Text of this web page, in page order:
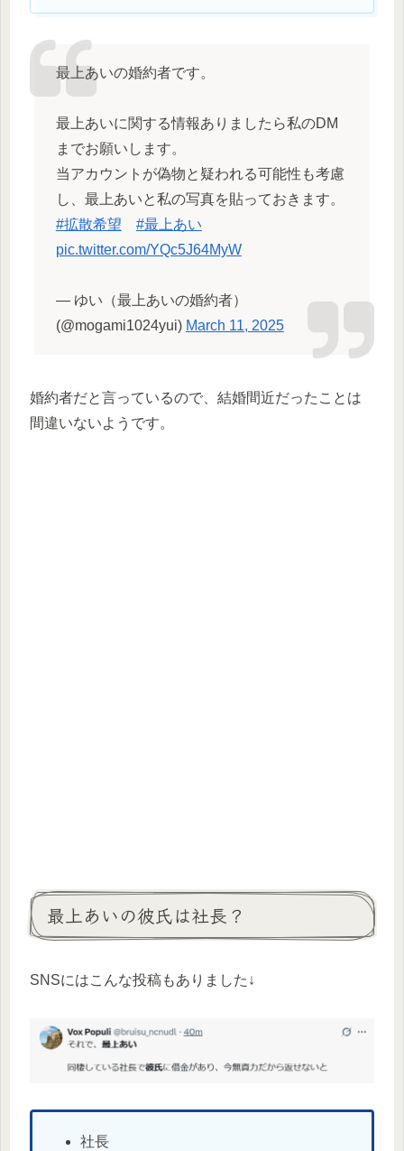
最上あいの婚約者です。
最上あいに関する情報ありましたら私のDM
までお願いします。
当アカウントが偽物と疑われる可能性も考慮
し、最上あいと私の写真を貼っておきます。
#拡散希望
#最上あい
pic.twitter.com/YQc5J64MyW
— ゆい（最上あいの婚約者）
(@mogami1024yui) March 11, 2025
婚約者だと言っているので、結婚間近だったことは
間違いないようです。
最上あいの彼氏は社長？
SNSにはこんな投稿もありました↓
社長